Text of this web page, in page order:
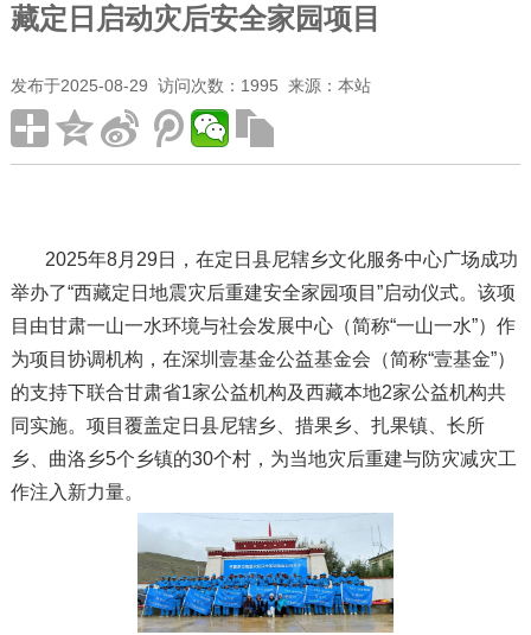
藏定日启动灾后安全家园项目
发布于2025-08-29 访问次数：1995 来源：本站
2025年8月29日，在定日县尼辖乡文化服务中心广场成功
举办了“西藏定日地震灾后重建安全家园项目”启动仪式。该项
目由甘肃一山一水环境与社会发展中心（简称“一山一水”）作
为项目协调机构，在深圳壹基金公益基金会（简称“壹基金”）
的支持下联合甘肃省1家公益机构及西藏本地2家公益机构共
同实施。项目覆盖定日县尼辖乡、措果乡、扎果镇、长所
乡、曲洛乡5个乡镇的30个村，为当地灾后重建与防灾减灾工
作注入新力量。